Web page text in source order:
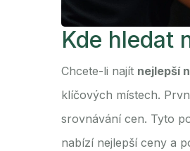
Kde hledat
Chcete-li najít nejlepší
klíčových místech.
srovnávání cen. Tyto
nabízí nejlepší ceny a